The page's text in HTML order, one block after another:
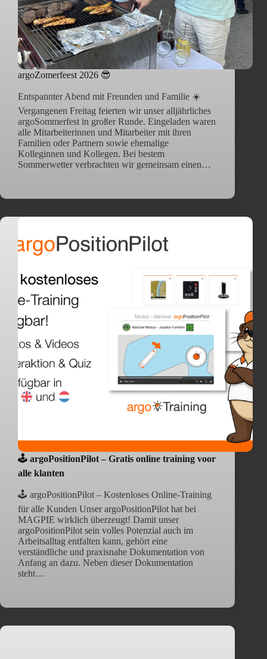
argoZomerfeest 2026 😎
Entspannter Abend mit Freunden und Familie ☀️
Vergangenen Freitag feierten wir unser alljährliches
argoSommerfest in großer Runde. Eingeladen waren
alle Mitarbeiterinnen und Mitarbeiter mit ihren
Familien oder Partnern sowie ehemalige
Kolleginnen und Kollegen. Bei bestem
Sommerwetter verbrachten wir gemeinsam einen…
🕹️ argoPositionPilot – Gratis online training voor
alle klanten
🕹️ argoPositionPilot – Kostenloses Online-Training
für alle Kunden Unser argoPositionPilot hat bei
MAGPIE wirklich überzeugt! Damit unser
argoPositionPilot sein volles Potenzial auch im
Arbeitsalltag entfalten kann, gehört eine
verständliche und praxisnahe Dokumentation von
Anfang an dazu. Neben dieser Dokumentation
steht…